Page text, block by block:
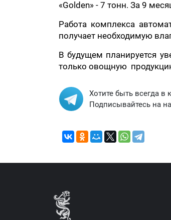
«Golden» - 7 тонн. За 9
Работа комплекса
получает необходимую
В будущем планируется
только овощную
Хотите быть всегда в
Подписывайтесь на